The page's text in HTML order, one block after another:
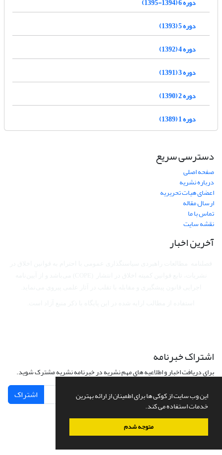
این وب سایت از کوکی ها برای اطمینان از ارائه بهترین
خدمات استفاده می کند.
متوجه شدم
دوره 5 (1393)
دوره 4 (1392)
دوره 3 (1391)
دوره 2 (1390)
دوره 1 (1389)
دسترسی سریع
صفحه اصلی
درباره نشریه
اعضای هیات تحریریه
ارسال مقاله
تماس با ما
نقشه سایت
آخرین اخبار
اشتراک خبرنامه
برای دریافت اخبار و اطلاعیه های مهم نشریه در خبرنامه نشریه مشترک شوید.
اشتراک
سامانه مدیریت نشریات علمی.طراحی و پیاده سازی ازسیناوب